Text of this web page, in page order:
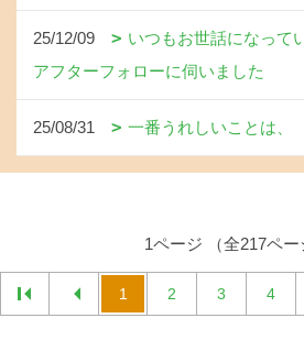
25/12/09
いつもお世話になって
アフターフォローに伺いました
25/08/31 一番うれしいことは、
1ページ （全217ペー
1 2 3 4